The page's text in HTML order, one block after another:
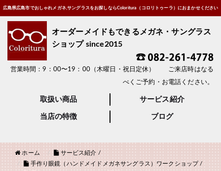
広島県広島市でおしゃれメガネ,サングラスをお探しならColoritura（コロリトゥーラ）におまかせください
オーダーメイドもできるメガネ・サングラス
ショップ since2015
営業時間：9：00〜19：00（木曜日・祝日定休） ご来店時はなる
べくご予約・お電話ください。
取扱い商品 サービス紹介
当店の特徴 ブログ
ホーム サービス紹介 /
手作り眼鏡（ハンドメイドメガネサングラス）ワークショップ/